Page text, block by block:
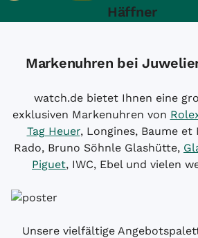
Häffner
Markenuhren bei
watch.de bietet Ihnen eine
exklusiven Markenuhren von
Tag Heuer, Longines, Baume et
Rado, Bruno Söhnle Glashütte,
Piguet, IWC, Ebel und vielen
Unsere vielfältige